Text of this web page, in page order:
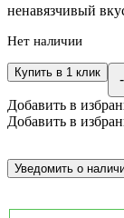
ненавязчивый
Нет наличии
-
Купить в 1 клик
Добавить в
Добавить в